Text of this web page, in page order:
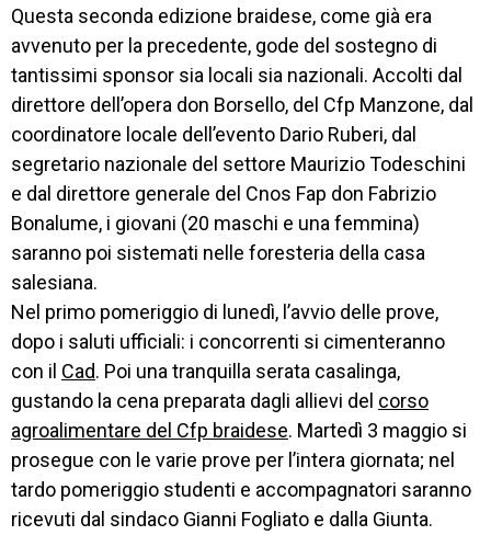
CENTRO
PROGETTO
EDUCATIVO
ORIENTAMENTO
QUALITÀ
E
ACCREDITAMENTO
EXTRA
CONTATTI
Questa seconda edizione braidese, come già era
avvenuto per la precedente, gode del sostegno di
tantissimi sponsor sia locali sia nazionali. Accolti dal
direttore dell’opera don Borsello, del Cfp Manzone, dal
coordinatore locale dell’evento Dario Ruberi, dal
segretario nazionale del settore Maurizio Todeschini
e dal direttore generale del Cnos Fap don Fabrizio
Bonalume, i giovani (20 maschi e una femmina)
saranno poi sistemati nelle foresteria della casa
salesiana.
Nel primo pomeriggio di lunedì, l’avvio delle prove,
dopo i saluti ufficiali: i concorrenti si cimenteranno
con il Cad. Poi una tranquilla serata casalinga,
gustando la cena preparata dagli allievi del corso
agroalimentare del Cfp braidese. Martedì 3 maggio si
prosegue con le varie prove per l’intera giornata; nel
tardo pomeriggio studenti e accompagnatori saranno
ricevuti dal sindaco Gianni Fogliato e dalla Giunta.